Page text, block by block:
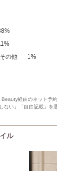
%
%
の他
1%
経由のネット予約
い」「自由記載」を
ル